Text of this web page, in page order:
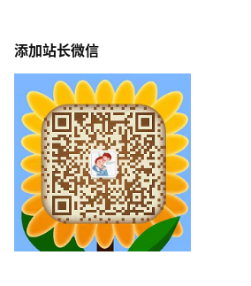
添加站长微信